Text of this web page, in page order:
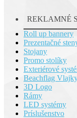
REKLAMNÉ
Roll up bannery
Prezentačné
Stojany
Promo stolíky
Exteriérové
Beachflag
3D Logo
Rámy
LED systémy
Príslušenstvo